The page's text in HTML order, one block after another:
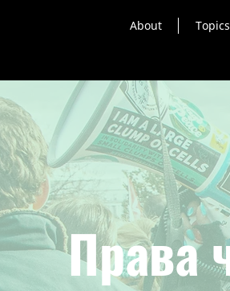
About Topics
Права